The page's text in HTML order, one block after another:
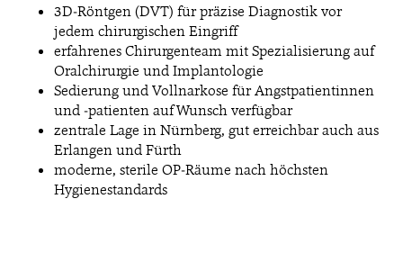
3D-Röntgen (DVT) für präzise Diagnostik vor
jedem chirurgischen Eingriff
erfahrenes Chirurgenteam mit Spezialisierung auf
Oralchirurgie und Implantologie
Sedierung und Vollnarkose für Angstpatientinnen
und -patienten auf Wunsch verfügbar
zentrale Lage in Nürnberg, gut erreichbar auch aus
Erlangen und Fürth
moderne, sterile OP-Räume nach höchsten
Hygienestandards